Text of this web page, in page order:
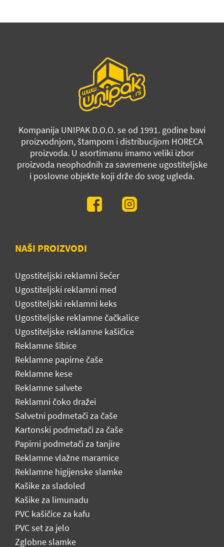
Kompanija UNIPAK D.O.O. se od 1991. godine bavi
proizvodnjom, štampom i distribucijom HORECA
proizvoda. U asortimanu imamo veliki izbor
proizvoda neophodnih za savremene ugostiteljske
i poslovne objekte koji drže do svog ugleda.
NAŠI PROIZVODI
Ugostiteljski reklamni šećer
Ugostiteljski reklamni med
Ugostiteljski reklamni keks
Ugostiteljske reklamne čačkalice
Ugostiteljske reklamne kašičice
Reklamne šibice
Reklamne papirne čaše
Reklamne kese
Reklamne salvete
Reklamni čoko dražei
Salvetni podmetači za čaše
Kartonski podmetači za čaše
Papirni podmetači za tanjire
Reklamne vlažne maramice
Reklamne higijenske slamke
Kašike za sladoled
Kašike za limunadu
PVC kašičice za kafu
PVC set za jelo
Zglobne slamke